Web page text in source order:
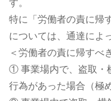
す。
特に「労働者の責に帰
については、通達によ
＜労働者の責に帰すべ
① 事業場内で、盗取・
行為があった場合（極